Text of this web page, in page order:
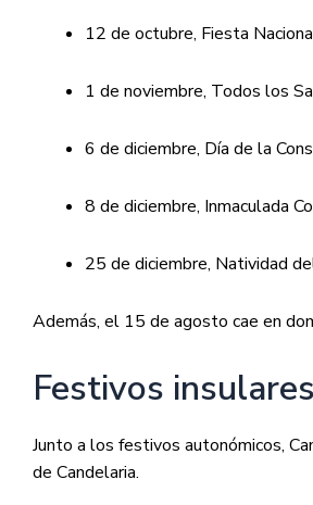
12 de octubre, Fiesta
1 de noviembre, Todos los
6 de diciembre, Día de la
8 de diciembre, Inmaculada
25 de diciembre, Natividad
Además, el 15 de agosto cae en
Festivos insulares
Junto a los festivos autonómicos,
de Candelaria.